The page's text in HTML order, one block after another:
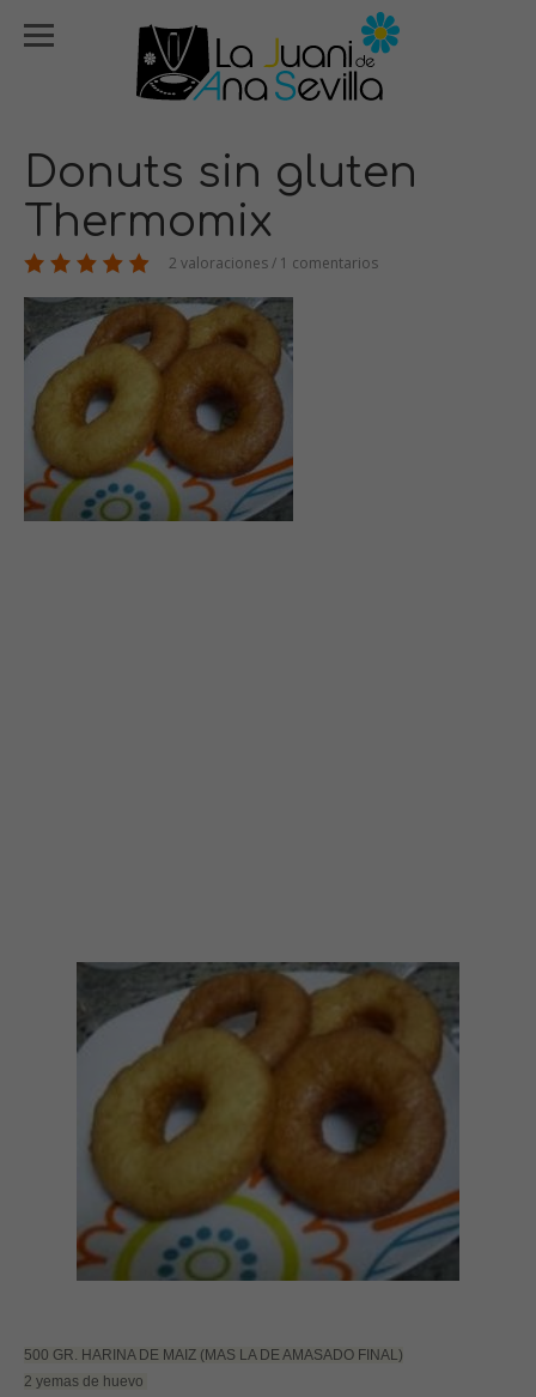
Donuts sin gluten
Thermomix
2 valoraciones / 1 comentarios
500 GR. HARINA DE MAIZ (MAS LA DE AMASADO FINAL)
2 yemas de huevo